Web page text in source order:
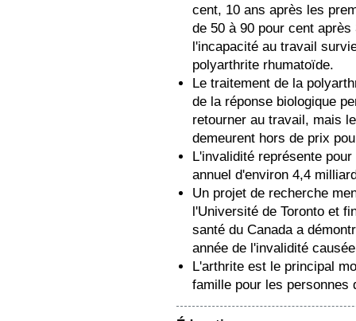
cent, 10 ans après les
de 50 à 90 pour cent
l'incapacité au travail
polyarthrite rhumatoïde.
Le traitement de la
de la réponse biologique
retourner au travail, mais
demeurent hors de prix
L'invalidité représente
annuel d'environ 4,4
Un projet de recherche
l'Université de Toronto et
santé du Canada a
année de l'invalidité
L'arthrite est le principal
famille pour les personnes